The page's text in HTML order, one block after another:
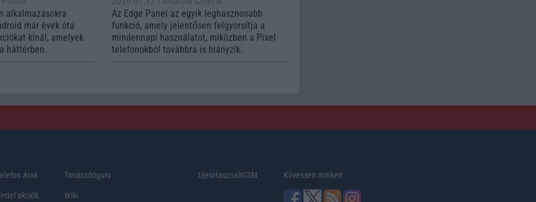
alkalmazásokra
már évek óta
kínál, amelyek
háttérben.
Az Edge Panel az egyik leghasznosabb
funkció, amely jelentősen felgyorsítja a
mindennapi használatot, miközben a Pixel
telefonokból továbbra is hiányzik.
Árak
akciók
Tanácsdóguru
Wiki
UjesHasznaltGSM Kövessen minket!